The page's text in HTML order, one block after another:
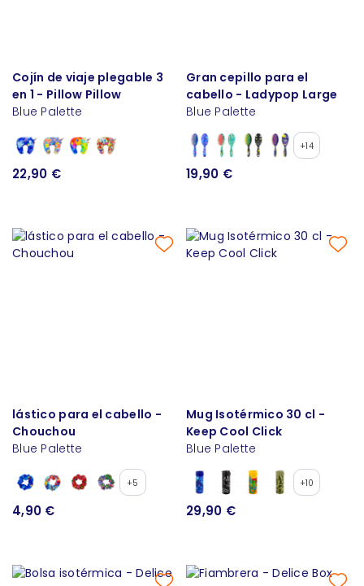
Cojín de viaje plegable 3
en 1 - Pillow Pillow
Blue Palette
22,90 €
Gran cepillo para el
cabello - Ladypop Large
Blue Palette
+14
19,90 €
lástico para el cabello -
Chouchou
Blue Palette
+5
4,90 €
Mug Isotérmico 30 cl -
Keep Cool Click
Blue Palette
+10
29,90 €